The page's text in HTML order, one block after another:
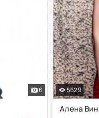
6
Алена
5629